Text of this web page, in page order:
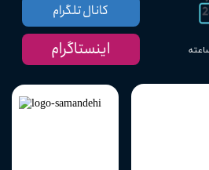
کانال تلگرام
اینستاگرام